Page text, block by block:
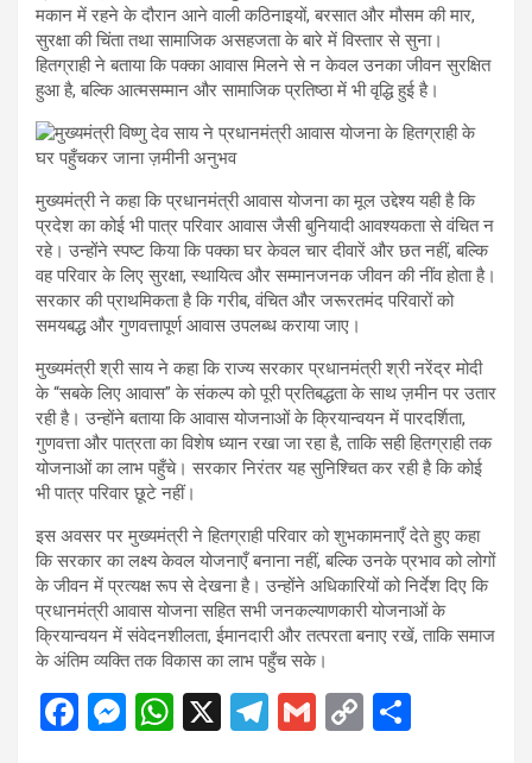
मकान में रहने के दौरान आने वाली कठिनाइयों, बरसात और मौसम की मार,
सुरक्षा की चिंता तथा सामाजिक असहजता के बारे में विस्तार से सुना।
हितग्राही ने बताया कि पक्का आवास मिलने से न केवल उनका जीवन सुरक्षित
हुआ है, बल्कि आत्मसम्मान और सामाजिक प्रतिष्ठा में भी वृद्धि हुई है।
मुख्यमंत्री ने कहा कि प्रधानमंत्री आवास योजना का मूल उद्देश्य यही है कि
प्रदेश का कोई भी पात्र परिवार आवास जैसी बुनियादी आवश्यकता से वंचित न
रहे। उन्होंने स्पष्ट किया कि पक्का घर केवल चार दीवारें और छत नहीं, बल्कि
वह परिवार के लिए सुरक्षा, स्थायित्व और सम्मानजनक जीवन की नींव होता है।
सरकार की प्राथमिकता है कि गरीब, वंचित और जरूरतमंद परिवारों को
समयबद्ध और गुणवत्तापूर्ण आवास उपलब्ध कराया जाए।
मुख्यमंत्री श्री साय ने कहा कि राज्य सरकार प्रधानमंत्री श्री नरेंद्र मोदी
के “सबके लिए आवास” के संकल्प को पूरी प्रतिबद्धता के साथ ज़मीन पर उतार
रही है। उन्होंने बताया कि आवास योजनाओं के क्रियान्वयन में पारदर्शिता,
गुणवत्ता और पात्रता का विशेष ध्यान रखा जा रहा है, ताकि सही हितग्राही तक
योजनाओं का लाभ पहुँचे। सरकार निरंतर यह सुनिश्चित कर रही है कि कोई
भी पात्र परिवार छूटे नहीं।
इस अवसर पर मुख्यमंत्री ने हितग्राही परिवार को शुभकामनाएँ देते हुए कहा
कि सरकार का लक्ष्य केवल योजनाएँ बनाना नहीं, बल्कि उनके प्रभाव को लोगों
के जीवन में प्रत्यक्ष रूप से देखना है। उन्होंने अधिकारियों को निर्देश दिए कि
प्रधानमंत्री आवास योजना सहित सभी जनकल्याणकारी योजनाओं के
क्रियान्वयन में संवेदनशीलता, ईमानदारी और तत्परता बनाए रखें, ताकि समाज
के अंतिम व्यक्ति तक विकास का लाभ पहुँच सके।
F
M W X
T
G
C